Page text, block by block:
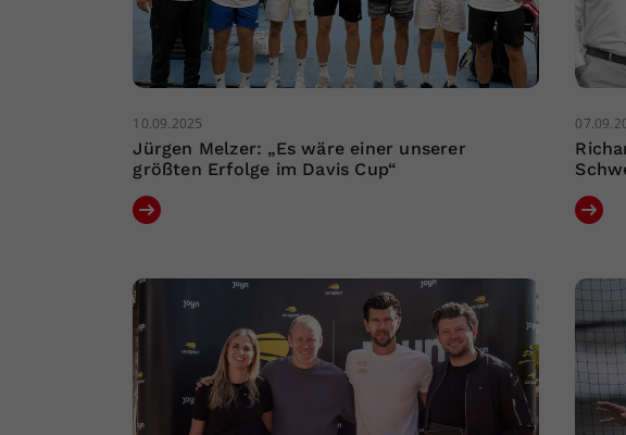
10.09.2025
Jürgen Melzer: „Es wäre einer unserer
größten Erfolge im Davis Cup“